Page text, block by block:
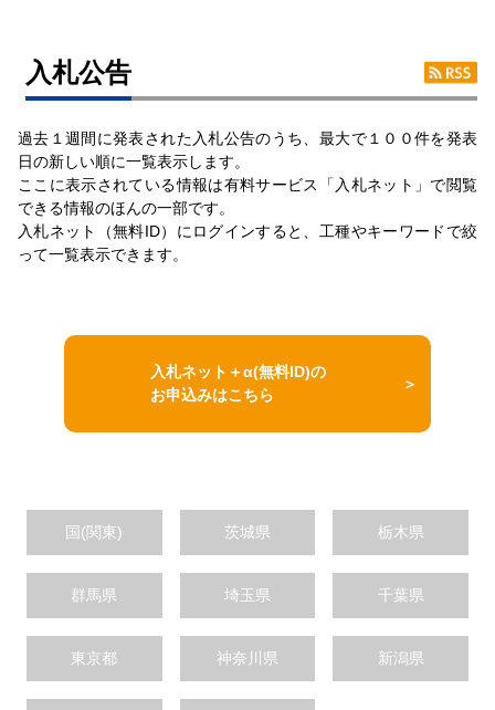
入札公告
過去１週間に発表された入札公告のうち、最大で１００件を発表
日の新しい順に一覧表示します。
ここに表示されている情報は有料サービス「入札ネット」で閲覧
できる情報のほんの一部です。
入札ネット（無料ID）にログインすると、工種やキーワードで絞
って一覧表示できます。
入札ネット＋α(無料ID)の
お申込みはこちら
国(関東) 茨城県 栃木県
群馬県 埼玉県 千葉県
東京都 神奈川県 新潟県